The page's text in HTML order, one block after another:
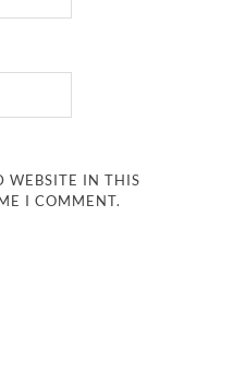
WEBSITE IN THIS
I COMMENT.